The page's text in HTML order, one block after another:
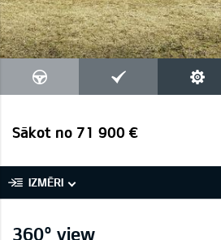
Sākot no 71 900 €
IZMĒRI
360° view